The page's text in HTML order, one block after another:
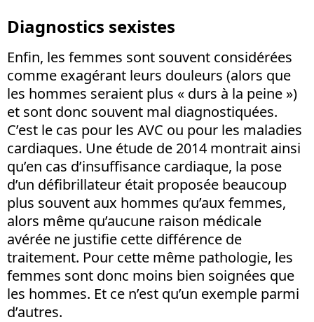
Diagnostics sexistes
Enfin, les femmes sont souvent considérées
comme exagérant leurs douleurs (alors que
les hommes seraient plus « durs à la peine »)
et sont donc souvent mal diagnostiquées.
C’est le cas pour les AVC ou pour les maladies
cardiaques. Une étude de 2014 montrait ainsi
qu’en cas d’insuffisance cardiaque, la pose
d’un défibrillateur était proposée beaucoup
plus souvent aux hommes qu’aux femmes,
alors même qu’aucune raison médicale
avérée ne justifie cette différence de
traitement. Pour cette même pathologie, les
femmes sont donc moins bien soignées que
les hommes. Et ce n’est qu’un exemple parmi
d’autres.